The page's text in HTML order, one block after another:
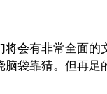
会有非常全面
袋靠猜。但再